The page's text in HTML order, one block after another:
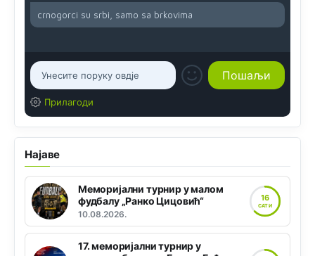
crnogorci su srbi, samo sa brkovima
Прилагоди
Најаве
Меморијални турнир у малом
фудбалу „Ранко Цицовић“
10.08.2026.
16
САТИ
17. меморијални турнир у